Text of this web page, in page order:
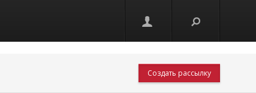
Создать рассылку